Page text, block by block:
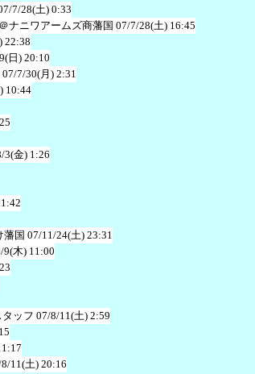
7/28(土) 0:33
ナニワアームズ商藩国 07/7/28(土) 16:45
22:38
日) 20:10
07/7/30(月) 2:31
10:44
3(金) 1:26
藩国 07/11/24(土) 23:31
9(木) 11:00
ッフ 07/8/11(土) 2:59
11(土) 20:16